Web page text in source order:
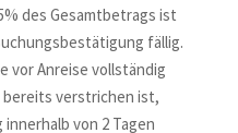
des Gesamtbetrags ist
fällig.
vor Anreise vollständig
bereits verstrichen ist,
von 2 Tagen